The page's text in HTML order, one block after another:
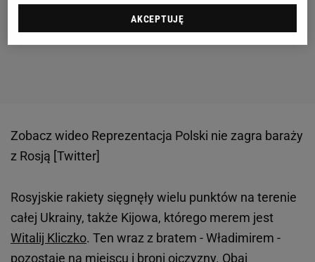
Zobacz wideo Reprezentacja Polski nie zagra baraży
z Rosją [Twitter]
Rosyjskie rakiety sięgnęły wielu punktów na terenie
całej Ukrainy, także Kijowa, którego merem jest
Witalij Kliczko. Ten wraz z bratem - Władimirem -
pozostaje na miejscu i broni ojczyzny. Obaj
AKCEPTUJĘ